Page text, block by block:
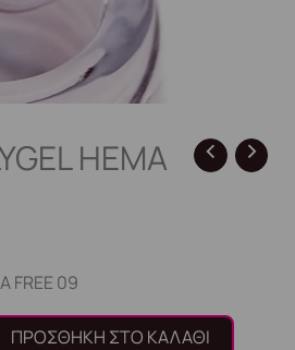
HEMA
FREE 09
ΠΡΟΣΘΉΚΗ ΣΤΟ ΚΑΛΆΘΙ